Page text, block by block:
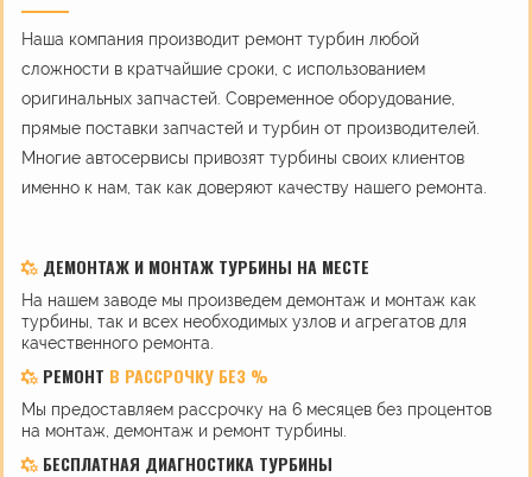
Наша компания производит ремонт турбин любой
сложности в кратчайшие сроки, с использованием
оригинальных запчастей. Современное оборудование,
прямые поставки запчастей и турбин от производителей.
Многие автосервисы привозят турбины своих клиентов
именно к нам, так как доверяют качеству нашего ремонта.
ДЕМОНТАЖ И МОНТАЖ ТУРБИНЫ НА МЕСТЕ
На нашем заводе мы произведем демонтаж и монтаж как
турбины, так и всех необходимых узлов и агрегатов для
качественного ремонта.
РЕМОНТ В РАССРОЧКУ БЕЗ %
Мы предоставляем рассрочку на 6 месяцев без процентов
на монтаж, демонтаж и ремонт турбины.
БЕСПЛАТНАЯ ДИАГНОСТИКА ТУРБИНЫ